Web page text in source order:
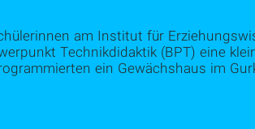
am Institut für
Technikdidaktik (BPT) eine
ein Gewächshaus im